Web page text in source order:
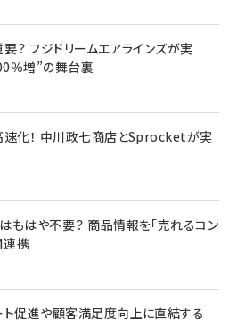
？ フジドリームエアラインズが実
％増”の舞台裏
化！ 中川政七商店とSprocketが実
もはや不要？ 商品情報を「売れるコン
連携
ト促進や顧客満足度向上に直結する